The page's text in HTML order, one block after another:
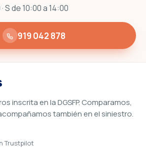
S de 10:00 a 14:00
919 042 878
inscrita en la DGSFP. Comparamos,
también en el siniestro.
Trustpilot